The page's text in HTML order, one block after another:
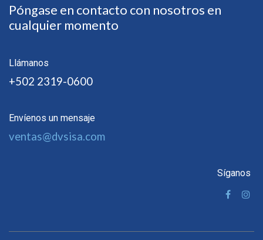
Póngase en contacto con nosotros en
cualquier momento
Llámanos
+502 2319-0600
Envíenos un mensaje
ventas@dvsisa.com
Síganos